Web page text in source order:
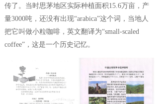
传了。当时思茅地区实际种植面积15.6万亩，产
量3000吨，还没有出现“arabica”这个词，当地人
把它叫做小粒咖啡，英文翻译为“small-scaled
coffee”，这是一个历史记忆。